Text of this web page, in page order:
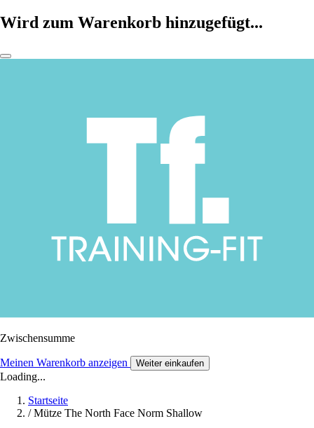
Wird zum Warenkorb hinzugefügt...
Zwischensumme
Meinen Warenkorb anzeigen Weiter einkaufen
Loading...
Startseite
/ Mütze The North Face Norm Shallow